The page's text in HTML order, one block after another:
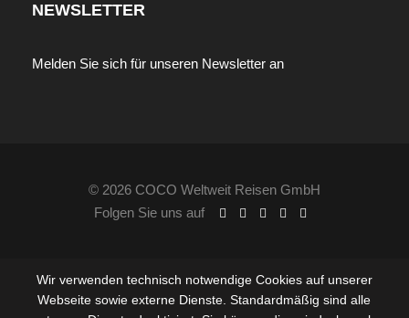
Tag 1 San José
Übernachtung im Hotel Presidente inklusive
Tag 2
San José - Tortuguero Nationalpark
(F/M/A)
NEWSLETTER
Melden Sie sich für unseren Newsletter an
© 2026 COCO Weltweit Reisen GmbH
Folgen Sie uns auf
Wir verwenden technisch notwendige Cookies auf unserer
Webseite sowie externe Dienste. Standardmäßig sind alle